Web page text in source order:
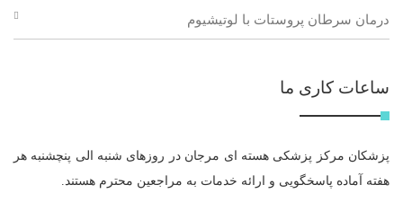
درمان سرطان پروستات با لوتیشیوم
ساعات کاری ما
پزشکان مرکز پزشکی هسته ای مرجان در روزهای شنبه الی پنچشنبه هر
هفته آماده پاسخگویی و ارائه خدمات به مراجعین محترم هستند.